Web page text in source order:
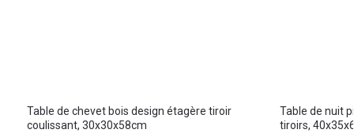
Table de chevet bois design étagère tiroir
coulissant, 30x30x58cm
Table de nuit
tiroirs,